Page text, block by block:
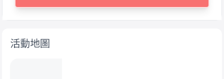
活動地圖